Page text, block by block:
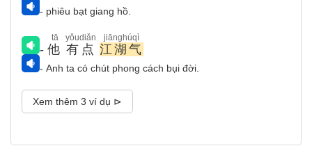
- phiêu bạt giang hồ.
- 他
tā
有点
yǒudiǎn
江湖气
jiānghúqì
- Anh ta có chút phong cách bụi đời.
Xem thêm 3 ví dụ ⊳